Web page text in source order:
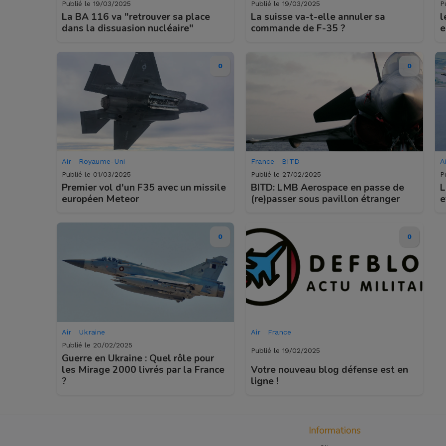
il
que
Publié le 19/03/2025
La BA 116 va "retrouver sa place
dans la dissuasion nucléaire"
Publié le 19/03/2025
La suisse va-t-elle annuler sa
commande de F-35 ?
0
Air
Royaume-Uni
Publié le 01/03/2025
Premier vol d'un F35 avec un missile
européen Meteor
0
France
BITD
Publié le 27/02/2025
BITD: LMB Aerospace en passe de
(re)passer sous pavillon étranger
0
Air
Ukraine
Publié le 20/02/2025
Guerre en Ukraine : Quel rôle pour
les Mirage 2000 livrés par la France
?
0
Air France
Publié le 19/02/2025
Votre nouveau blog défense est en
ligne !
Informations